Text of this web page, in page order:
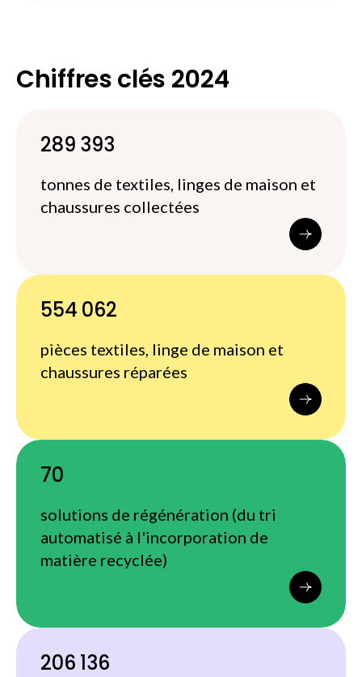
Chiffres clés 2024
289 393
tonnes de textiles, linges de maison et
chaussures collectées
554 062
pièces textiles, linge de maison et
chaussures réparées
70
solutions de régénération (du tri
automatisé à l'incorporation de
matière recyclée)
206 136